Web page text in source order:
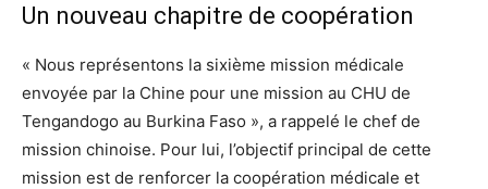
Un nouveau chapitre de coopération
« Nous représentons la sixième mission médicale
envoyée par la Chine pour une mission au CHU de
Tengandogo au Burkina Faso », a rappelé le chef de
mission chinoise. Pour lui, l’objectif principal de cette
mission est de renforcer la coopération médicale et